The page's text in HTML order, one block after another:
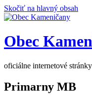
Skočiť na hlavný obsah
Obec
oficiálne internetové stránky
Primarny MB